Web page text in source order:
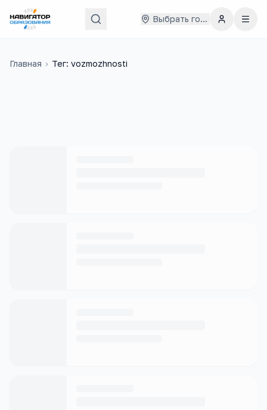
Выбрать город
Главная › Тег: vozmozhnosti